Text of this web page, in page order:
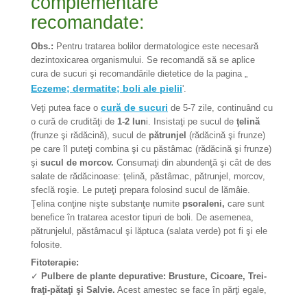
recomandate:
Obs.: Pentru tratarea bolilor dermatologice este necesară
dezintoxicarea organismului. Se recomandă să se aplice
cura de sucuri şi recomandările dietetice de la pagina „
Eczeme; dermatite; boli ale pielii'.
Veţi putea face o cură de sucuri de 5-7 zile, continuând cu
o cură de crudităţi de 1-2 luni. Insistaţi pe sucul de ţelină
(frunze şi rădăcină), sucul de pătrunjel (rădăcină şi frunze)
pe care îl puteţi combina şi cu păstâmac (rădăcină şi frunze)
şi sucul de morcov. Consumaţi din abundenţă şi cât de des
salate de rădăcinoase: ţelină, păstâmac, pătrunjel, morcov,
sfeclă roşie. Le puteţi prepara folosind sucul de lămâie.
Ţelina conţine nişte substanţe numite psoraleni, care sunt
benefice în tratarea acestor tipuri de boli. De asemenea,
pătrunjelul, păstâmacul şi lăptuca (salata verde) pot fi şi ele
folosite.
Fitoterapie:
✓ Pulbere de plante depurative: Brusture, Cicoare, Trei-
fraţi-pătaţi şi Salvie. Acest amestec se face în părţi egale,